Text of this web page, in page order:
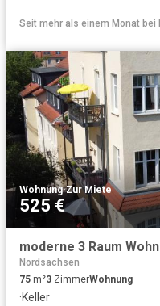
Seit mehr als einem Monat bei
Wohnung·Zur Miete
525 €
moderne 3 Raum
Nordsachsen
75 m²3 ZimmerWohnung
·Keller